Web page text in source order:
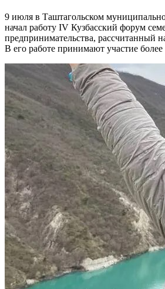
9 июля в Таштагольском
начал работу IV Кузбасский форум
предпринимательства, рассчитанный
В его работе принимают участие более